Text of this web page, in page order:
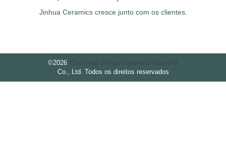
Jinhua Ceramics cresce junto com os clientes.
©2026 Chaozhou Jinhua Ceramics Industrial
Co., Ltd. Todos os direitos reservados